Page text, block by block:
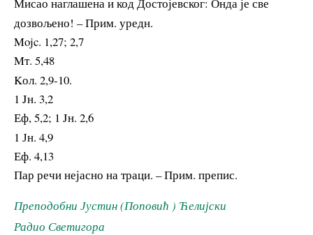
Мисао наглашена и код Достојевског: Онда је све
дозвољено! – Прим. уредн.
Mojc. 1,27; 2,7
Mт. 5,48
Kол. 2,9-10.
1 Jн. 3,2
Еф, 5,2; 1 Jн. 2,6
1 Јн. 4,9
Еф. 4,13
Пар речи нејасно на траци. – Прим. препис.
Преподобни Јустин (Поповић ) Ћелијски
Радио Светигора